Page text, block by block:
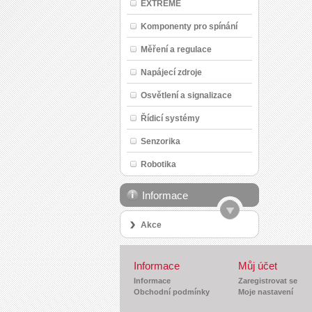
EXTREME
Komponenty pro spínání
Měření a regulace
Napájecí zdroje
Osvětlení a signalizace
Řídicí systémy
Senzorika
Robotika
Informace
Akce
Informace
Informace
Obchodní podmínky
Můj účet
Zaregistrovat se
Moje nastavení